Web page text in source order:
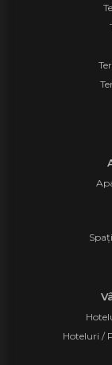
Hoteluri /